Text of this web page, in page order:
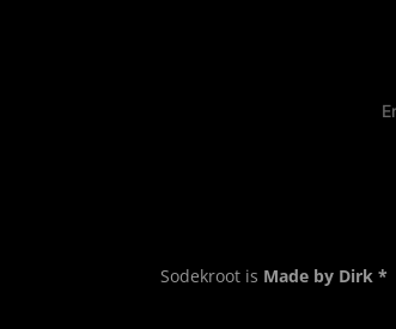
Sodekroot is Made by Dirk *